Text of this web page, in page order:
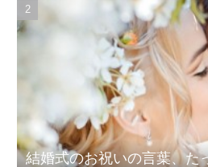
結婚式のお祝いの言葉、た